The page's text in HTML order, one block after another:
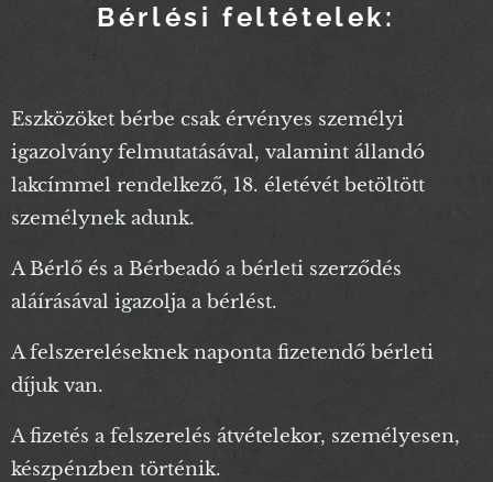
Bérlési feltételek:
Eszközöket bérbe csak érvényes személyi
igazolvány felmutatásával, valamint állandó
lakcímmel rendelkező, 18. életévét betöltött
személynek adunk.
A Bérlő és a Bérbeadó a bérleti szerződés
aláírásával igazolja a bérlést.
A felszereléseknek naponta fizetendő bérleti
díjuk van.
A fizetés a felszerelés átvételekor, személyesen,
készpénzben történik.